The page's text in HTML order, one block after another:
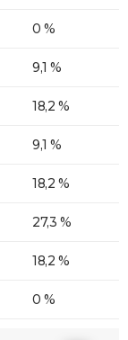
0 %
9,1 %
18,2 %
9,1 %
18,2 %
27,3 %
18,2 %
0 %